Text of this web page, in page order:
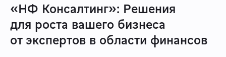
«НФ Консалтинг»: Решения
для роста вашего бизнеса
от экспертов в области финансов